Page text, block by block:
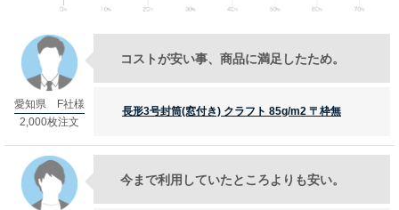
角形0号
角形1号
角形2号
角形A4号
角形4号
角形5号
愛知県 F社様
2,000枚注文
コストが安い事、商品に満足したため。
長形3号封筒(窓付き) クラフト 85g/m2 〒枠無
今まで利用していたところよりも安い。